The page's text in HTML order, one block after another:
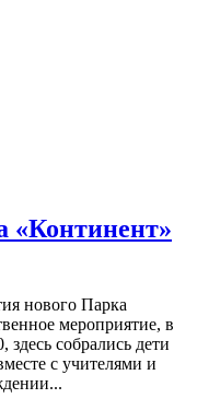
«Континент»
нового Парка
мероприятие, в
здесь собрались дети
с учителями и